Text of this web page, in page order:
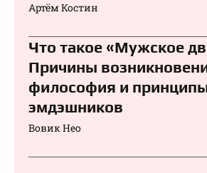
Артём Костин
Что такое «Мужское
Причины
философия и
эмдэшников
Вовик Нео